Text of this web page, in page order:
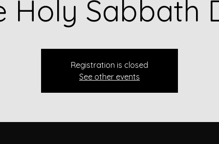
Holy Sabbath
Registration is closed
See other events